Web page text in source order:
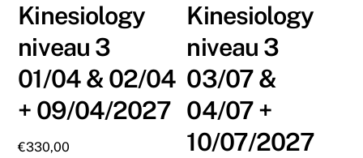
Kinesiology
niveau 3
01/04 & 02/04
+ 09/04/2027
€330,00
Kinesiology
niveau 3
03/07 &
04/07 +
10/07/2027